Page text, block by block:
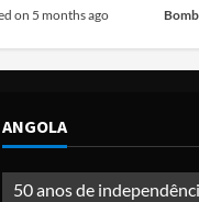
on 5 months ago
ANGOLA
50 anos de